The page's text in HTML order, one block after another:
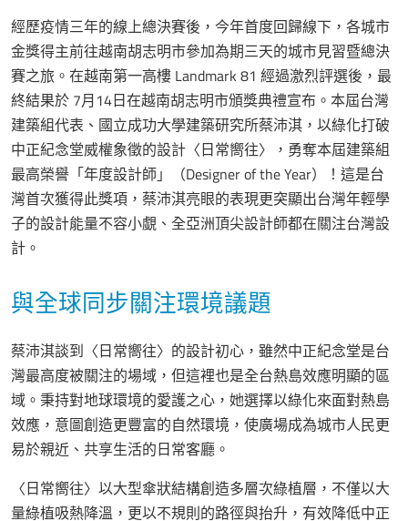
經歷疫情三年的線上總決賽後，今年首度回歸線下，各城市
金獎得主前往越南胡志明市參加為期三天的城市見習暨總決
賽之旅。在越南第一高樓 Landmark 81 經過激烈評選後，最
終結果於 7月14日在越南胡志明市頒獎典禮宣布。本屆台灣
建築組代表、國立成功大學建築研究所蔡沛淇，以綠化打破
中正紀念堂威權象徵的設計〈日常嚮往〉，勇奪本屆建築組
最高榮譽「年度設計師」（Designer of the Year）！這是台
灣首次獲得此獎項，蔡沛淇亮眼的表現更突顯出台灣年輕學
子的設計能量不容小覷、全亞洲頂尖設計師都在關注台灣設
計。
與全球同步關注環境議題
蔡沛淇談到〈日常嚮往〉的設計初心，雖然中正紀念堂是台
灣最高度被關注的場域，但這裡也是全台熱島效應明顯的區
域。秉持對地球環境的愛護之心，她選擇以綠化來面對熱島
效應，意圖創造更豐富的自然環境，使廣場成為城市人民更
易於親近、共享生活的日常客廳。
〈日常嚮往〉以大型傘狀結構創造多層次綠植層，不僅以大
量綠植吸熱降溫，更以不規則的路徑與抬升，有效降低中正